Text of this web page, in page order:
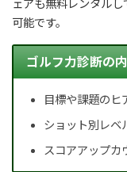
ェアも無料レンタル
可能です。
ゴルフ力診断の
目標や課題のヒ
ショット別レベ
スコアアップカ